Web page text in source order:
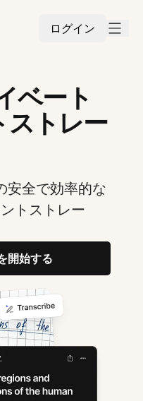
ログイン
ベート
ストレー
安全で効率的な
トストレー
開始する